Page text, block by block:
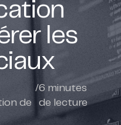
les
de
/6 minutes
de lecture